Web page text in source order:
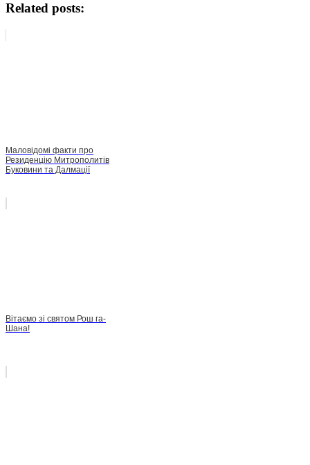
Related posts:
Маловідомі факти про
Резиденцію Митрополитів
Буковини та Далмації
Вітаємо зі святом Рош га-
Шана!